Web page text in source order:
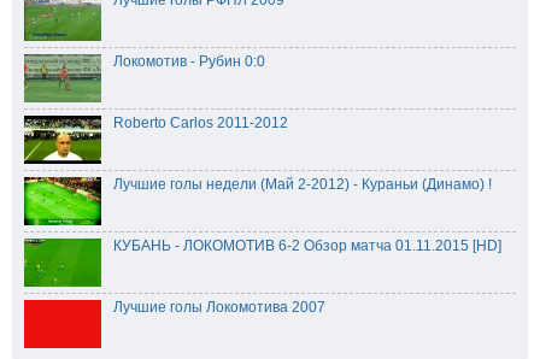
Локомотив - Рубин 0:0
Roberto Carlos 2011-2012
Лучшие голы недели (Май 2-2012) - Кураньи (Динамо) !
КУБАНЬ - ЛОКОМОТИВ 6-2 Обзор матча 01.11.2015 [HD]
Лучшие голы Локомотива 2007